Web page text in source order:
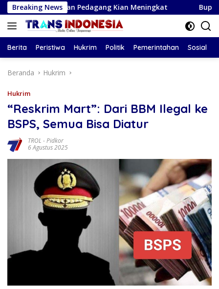
Langsung
ke
konten
Breaking News
Pedagang Kian Meningkat Bupati Magetan
Berita Peristiwa Hukrim Politik Pemerintahan Sosial
Beranda Hukrim
Hukrim
“Reskrim Mart”: Dari BBM Ilegal ke
BSPS, Semua Bisa Diatur
TROL -Pidkor
6 Agustus 2025